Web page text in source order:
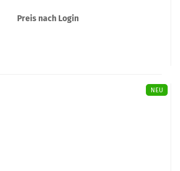
Preis nach Login
NEU